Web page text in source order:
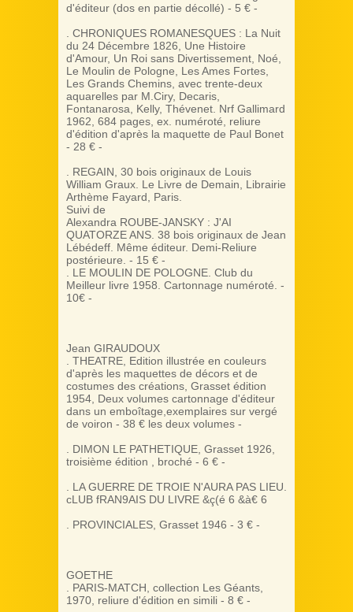
d'éditeur (dos en partie décollé) - 5 € -
. CHRONIQUES ROMANESQUES : La Nuit
du 24 Décembre 1826, Une Histoire
d'Amour, Un Roi sans Divertissement, Noé,
Le Moulin de Pologne, Les Ames Fortes,
Les Grands Chemins, avec trente-deux
aquarelles par M.Ciry, Decaris,
Fontanarosa, Kelly, Thévenet. Nrf Gallimard
1962, 684 pages, ex. numéroté, reliure
d'édition d'après la maquette de Paul Bonet
- 28 € -
. REGAIN, 30 bois originaux de Louis
William Graux. Le Livre de Demain, Librairie
Arthème Fayard, Paris.
Suivi de
Alexandra ROUBE-JANSKY : J'AI
QUATORZE ANS. 38 bois originaux de Jean
Lébédeff. Même éditeur. Demi-Reliure
postérieure. - 15 € -
. LE MOULIN DE POLOGNE. Club du
Meilleur livre 1958. Cartonnage numéroté. -
10€ -
Jean GIRAUDOUX
. THEATRE, Edition illustrée en couleurs
d'après les maquettes de décors et de
costumes des créations, Grasset édition
1954, Deux volumes cartonnage d'éditeur
dans un emboîtage,exemplaires sur vergé
de voiron - 38 € les deux volumes -
. DIMON LE PATHETIQUE, Grasset 1926,
troisième édition , broché - 6 € -
. LA GUERRE DE TROIE N'AURA PAS LIEU.
cLUB fRAN9AIS DU LIVRE &ç(é 6 &à€ 6
. PROVINCIALES, Grasset 1946 - 3 € -
GOETHE
. PARIS-MATCH, collection Les Géants,
1970, reliure d'édition en simili - 8 € -